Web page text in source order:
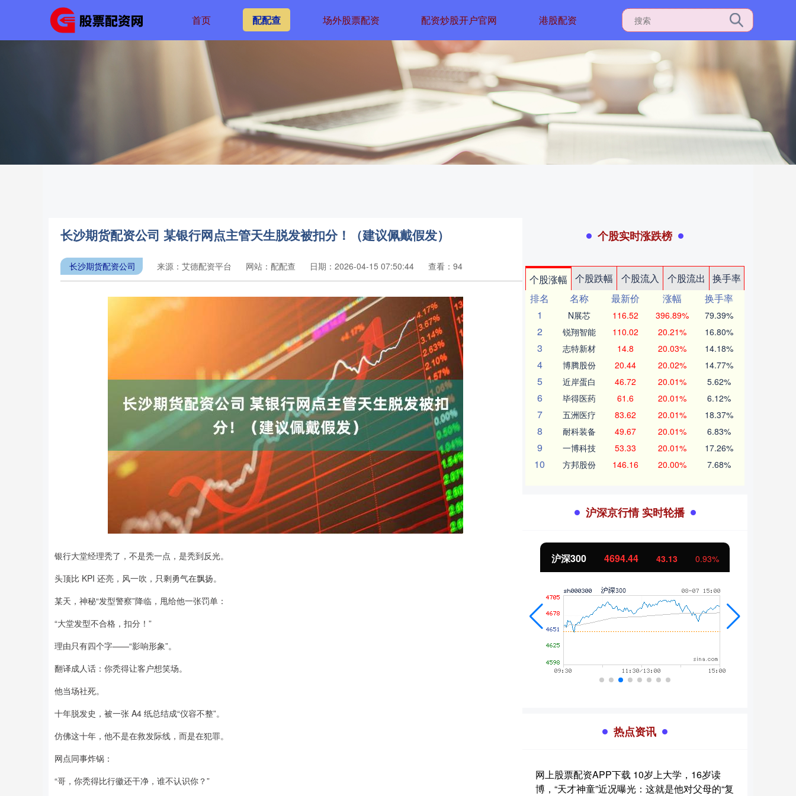
首页 配配查 场外股票配资 配资炒股开户官网 港股配资
长沙期货配资公司 某银行网点主管天生脱发被扣分！（建议佩戴假发）
长沙期货配资公司 来源：艾德配资平台 网站：配配查 日期：2026-04-15 07:50:44 查看：94
银行大堂经理秃了，不是秃一点，是秃到反光。
头顶比 KPI 还亮，风一吹，只剩勇气在飘扬。
某天，神秘“发型警察”降临，甩给他一张罚单：
“大堂发型不合格，扣分！”
理由只有四个字——“影响形象”。
翻译成人话：你秃得让客户想笑场。
他当场社死。
十年脱发史，被一张 A4 纸总结成“仪容不整”。
仿佛这十年，他不是在救发际线，而是在犯罪。
网点同事炸锅：
“哥，你秃得比行徽还干净，谁不认识你？”
个股实时涨跌榜
个股涨幅 个股跌幅 个股流入 个股流出
换手率
排名
名称 最新价 涨幅
换手率
1
N展芯 116.52 396.89% 79.39%
2 锐翔智能 110.02 20.21% 16.80%
3 志特新材 14.8 20.03% 14.18%
4 博腾股份 20.44 20.02% 14.77%
5 近岸蛋白 46.72 20.01% 5.62%
6 毕得医药 61.6 20.01% 6.12%
7 五洲医疗 83.62 20.01% 18.37%
8 耐科装备 49.67 20.01% 6.83%
9 一博科技 53.33 20.01% 17.26%
10 方邦股份 146.16 20.00% 7.68%
沪深京行情 实时轮播
深证成指 14311.01 200.89 北证50 1134.24 11.37 1.01%
热点资讯
网上股票配资APP下载 10岁上大学，16岁读
博，“天才神童”近况曝光：这就是他对父母的“复